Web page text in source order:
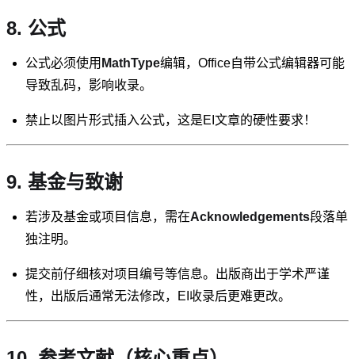
8. 公式
公式必须使用 MathType编辑，Office自带公式编辑器可能
导致乱码，影响收录。
禁止以图片形式插入公式，这是EI文章的硬性要求！
9. 基金与致谢
若涉及基金或项目信息，需在Acknowledgements段落单
独注明。
提交前仔细核对项目编号等信息。出版商出于学术严谨
性，出版后通常无法修改，EI收录后更难更改。